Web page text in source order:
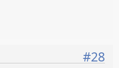
#28